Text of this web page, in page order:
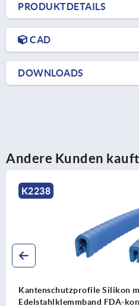
PRODUKTDETAILS
CAD
DOWNLOADS
Andere Kunden